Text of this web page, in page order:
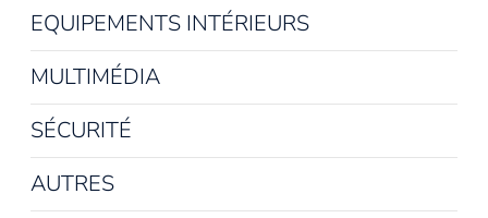
EQUIPEMENTS INTÉRIEURS
MULTIMÉDIA
SÉCURITÉ
AUTRES